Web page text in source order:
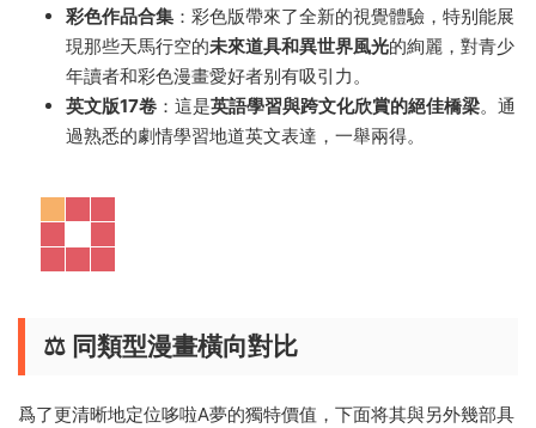
彩色作品合集 ：彩色版帶來了全新的視覺體驗，特别能展
現那些天馬行空的未來道具和異世界風光的絢麗，對青少
年讀者和彩色漫畫愛好者别有吸引力。
英文版17卷 ：這是英語學習與跨文化欣賞的絕佳橋梁。通
過熟悉的劇情學習地道英文表達，一舉兩得。
⚖️ 同類型漫畫橫向對比
爲了更清晰地定位哆啦A夢的獨特價值，下面将其與另外幾部具